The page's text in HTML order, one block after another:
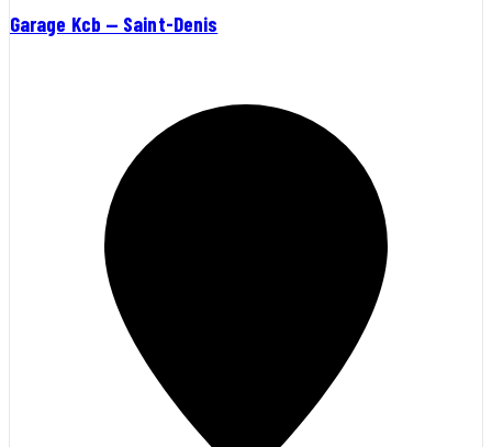
Garage Kcb — Saint-Denis